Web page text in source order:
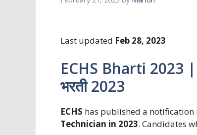
Last updated Feb 28, 2023
ECHS Bharti 2023 |
भरती 2023
ECHS has published a notification
Technician in 2023. Candidates